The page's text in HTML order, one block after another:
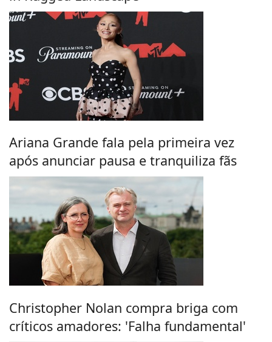
Ariana Grande fala pela primeira vez
após anunciar pausa e tranquiliza fãs
Christopher Nolan compra briga com
críticos amadores: 'Falha fundamental'